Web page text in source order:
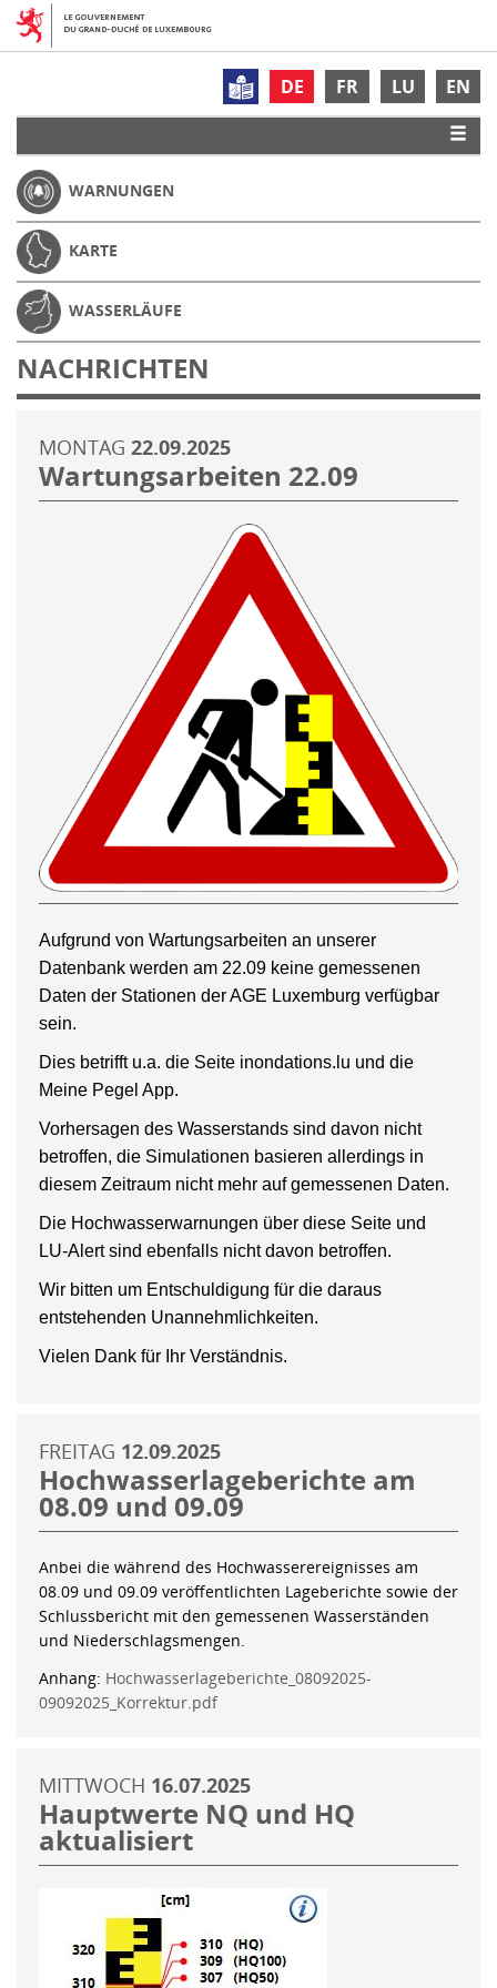
DE FR LU EN
WARNUNGEN
KARTE
WASSERLÄUFE
NACHRICHTEN
MONTAG 22.09.2025
Wartungsarbeiten 22.09
Aufgrund von Wartungsarbeiten an unserer
Datenbank werden am 22.09 keine gemessenen
Daten der Stationen der AGE Luxemburg verfügbar
sein.
Dies betrifft u.a. die Seite inondations.lu und die
Meine Pegel App.
Vorhersagen des Wasserstands sind davon nicht
betroffen, die Simulationen basieren allerdings in
diesem Zeitraum nicht mehr auf gemessenen Daten.
Die Hochwasserwarnungen über diese Seite und
LU-Alert sind ebenfalls nicht davon betroffen.
Wir bitten um Entschuldigung für die daraus
entstehenden Unannehmlichkeiten.
Vielen Dank für Ihr Verständnis.
FREITAG 12.09.2025
Hochwasserlageberichte am
08.09 und 09.09
Anbei die während des Hochwasserereignisses am
08.09 und 09.09 veröffentlichten Lageberichte sowie der
Schlussbericht mit den gemessenen Wasserständen
und Niederschlagsmengen.
Anhang: Hochwasserlageberichte_08092025-
09092025_Korrektur.pdf
MITTWOCH 16.07.2025
Hauptwerte NQ und HQ
aktualisiert